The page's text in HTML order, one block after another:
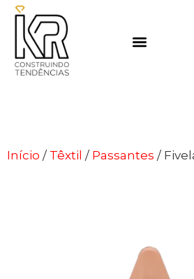
Início / Têxtil / Passantes /